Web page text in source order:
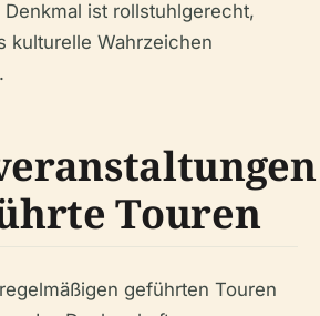
Denkmal ist rollstuhlgerecht,
kulturelle Wahrzeichen
Touren
geführten Touren